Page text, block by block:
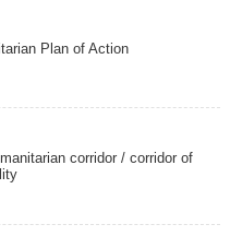
Plan of Action
corridor / corridor of